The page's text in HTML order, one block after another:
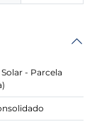
- Parcela